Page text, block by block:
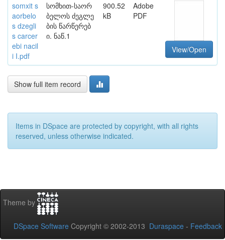
somxit s
aorbelo
s dzegli
s carcer
ebi nacil
i I.pdf
სომხით-საორ
ბელოს ძეგლე
ბის წარწერებ
ი. ნაწ.1
900.52
kB
Adobe
PDF
View/Open
Show full item record
Items in DSpace are protected by copyright, with all rights
reserved, unless otherwise indicated.
Theme by
DSpace Software Copyright © 2002-2013 Duraspace - Feedback